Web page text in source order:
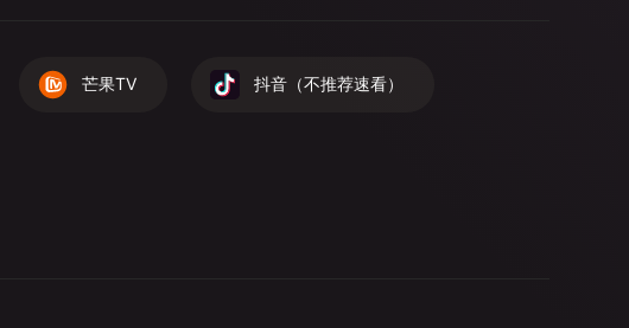
芒果TV 抖音（不推荐速看）